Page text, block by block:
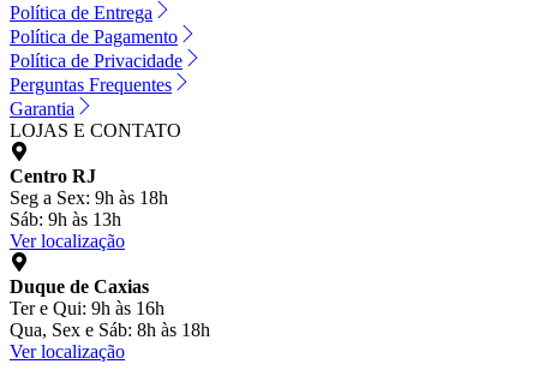
Política de Entrega
Política de Pagamento
Política de Privacidade
Perguntas Frequentes
Garantia
LOJAS E CONTATO
Centro RJ
Seg a Sex: 9h às 18h
Sáb: 9h às 13h
Ver localização
Duque de Caxias
Ter e Qui: 9h às 16h
Qua, Sex e Sáb: 8h às 18h
Ver localização